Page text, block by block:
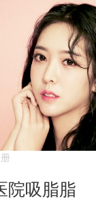
院吸脂脂